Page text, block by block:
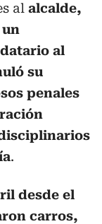
al alcalde,
al
su
penales
.
desde el
carros,